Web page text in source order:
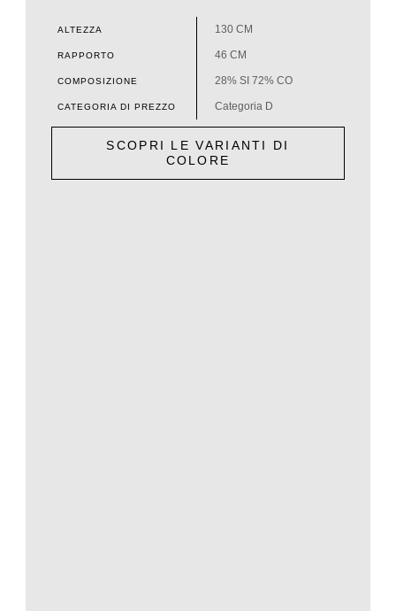
ALTEZZA 130 CM
RAPPORTO 46 CM
COMPOSIZIONE 28% SI 72% CO
CATEGORIA DI PREZZO Categoria D
SCOPRI LE VARIANTI DI
COLORE